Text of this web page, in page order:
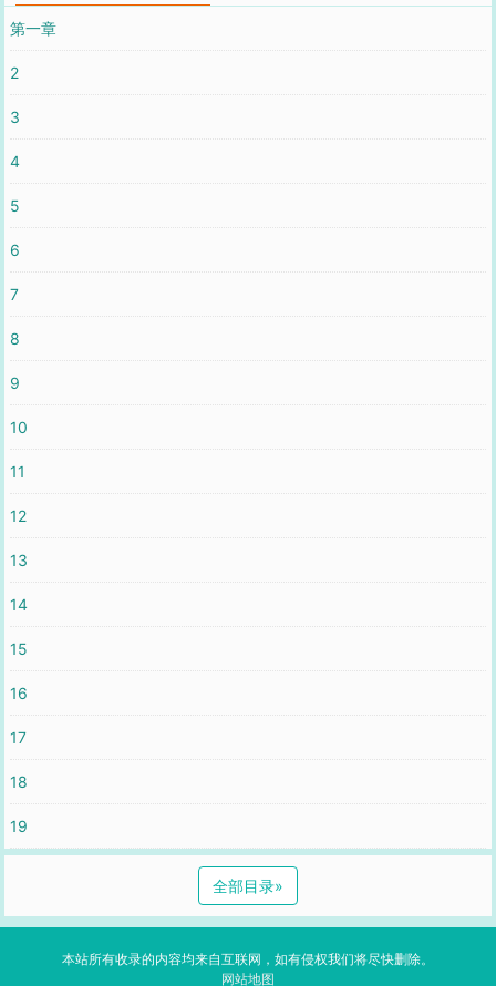
第一章
2
3
4
5
6
7
8
9
10
11
12
13
14
15
16
17
18
19
全部目录»
本站所有收录的内容均来自互联网，如有侵权我们将尽快删除。
网站地图